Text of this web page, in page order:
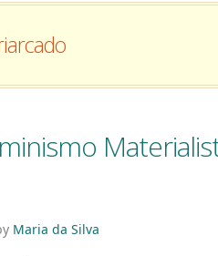
Maria da Silva